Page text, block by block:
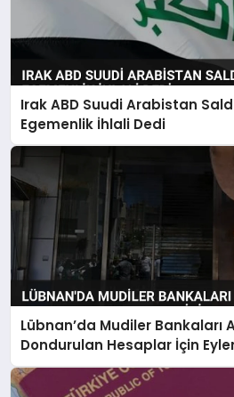
Irak ABD Suudi Arabistan
Egemenlik İhlali Dedi
Lübnan’da Mudiler Bankaları
Dondurulan Hesaplar İçin